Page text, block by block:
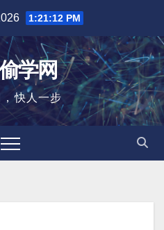
1:21:13 PM
学网
快人一步